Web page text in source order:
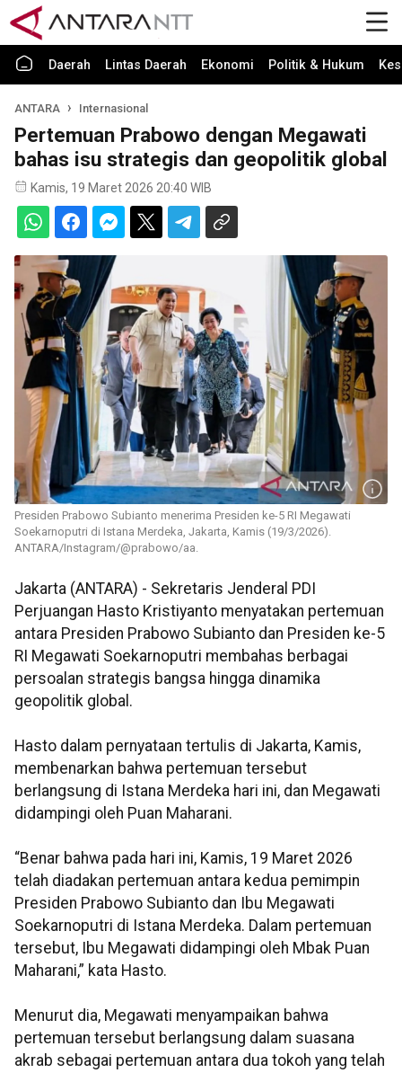
Daerah Lintas Daerah Ekonomi Politik & Hukum
ANTARA Internasional
Pertemuan Prabowo dengan Megawati
bahas isu strategis dan geopolitik global
Kamis, 19 Maret 2026 20:40 WIB
Presiden Prabowo Subianto menerima Presiden ke-5 RI Megawati
Soekarnoputri di Istana Merdeka, Jakarta, Kamis (19/3/2026).
ANTARA/Instagram/@prabowo/aa.
Jakarta (ANTARA) - Sekretaris Jenderal PDI
Perjuangan Hasto Kristiyanto menyatakan pertemuan
antara Presiden Prabowo Subianto dan Presiden ke-5
RI Megawati Soekarnoputri membahas berbagai
persoalan strategis bangsa hingga dinamika
geopolitik global.
Hasto dalam pernyataan tertulis di Jakarta, Kamis,
membenarkan bahwa pertemuan tersebut
berlangsung di Istana Merdeka hari ini, dan Megawati
didampingi oleh Puan Maharani.
“Benar bahwa pada hari ini, Kamis, 19 Maret 2026
telah diadakan pertemuan antara kedua pemimpin
Presiden Prabowo Subianto dan Ibu Megawati
Soekarnoputri di Istana Merdeka. Dalam pertemuan
tersebut, Ibu Megawati didampingi oleh Mbak Puan
Maharani,” kata Hasto.
Menurut dia, Megawati menyampaikan bahwa
pertemuan tersebut berlangsung dalam suasana
akrab sebagai pertemuan antara dua tokoh yang telah